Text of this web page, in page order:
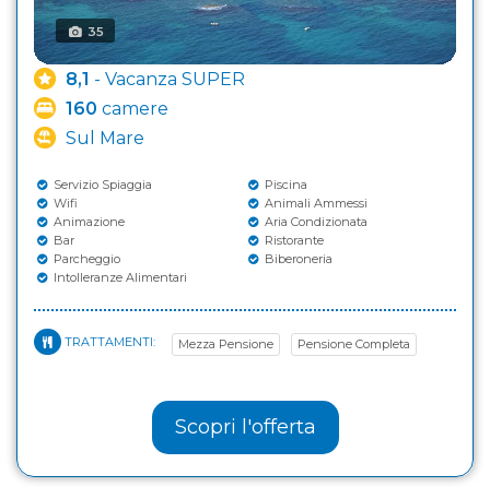
35
8,1 - Vacanza SUPER
160 camere
Sul Mare
Servizio Spiaggia
Piscina
Wifi
Animali Ammessi
Animazione
Aria Condizionata
Bar
Ristorante
Parcheggio
Biberoneria
Intolleranze Alimentari
TRATTAMENTI: Mezza Pensione Pensione Completa
Scopri l'offerta